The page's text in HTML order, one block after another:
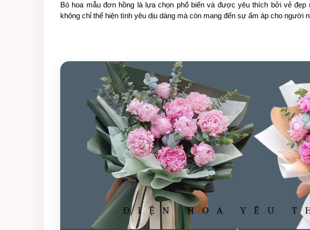
Bó hoa mẫu đơn hồng là lựa chọn phổ biến và được yêu thích bởi vẻ đẹp
không chỉ thể hiện tình yêu dịu dàng mà còn mang đến sự ấm áp cho người